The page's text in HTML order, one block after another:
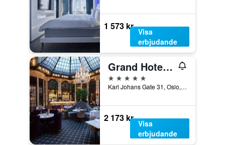
1 573 kr
Visa
erbjudande
Grand Hotel Oslo by Scandic
5 stjärnor
Karl Johans Gate 31, Oslo, Oslo, Norge
2 173 kr
Visa
erbjudande